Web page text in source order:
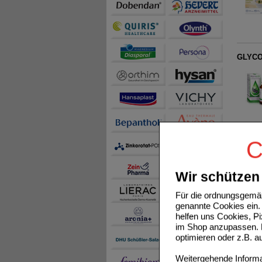
Wir
Für die
genannte Cookies
helfen uns Cookies,
im Shop anzupassen.
optimieren oder z.B.
Weitergehende